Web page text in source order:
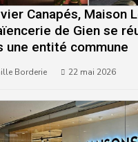
Canapés, Maison
de Gien se
une entité commune
Borderie 22 mai 2026